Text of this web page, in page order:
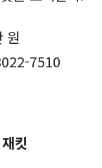
원
7510
킷